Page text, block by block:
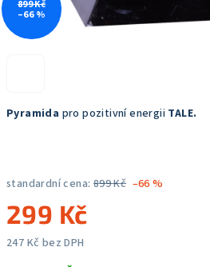
Pyramida pro pozitivní energii TALE.
standardní cena: 899 Kč –66 %
299 Kč
247 Kč bez DPH
899 Kč
–66 %